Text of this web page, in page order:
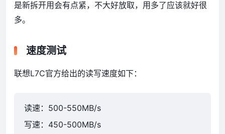
是新拆开用会有点紧，不大好放取，用多了应该就好很
多。
速度测试
联想L7C官方给出的读写速度如下：
读速：500-550MB/s
写速：450-500MB/s